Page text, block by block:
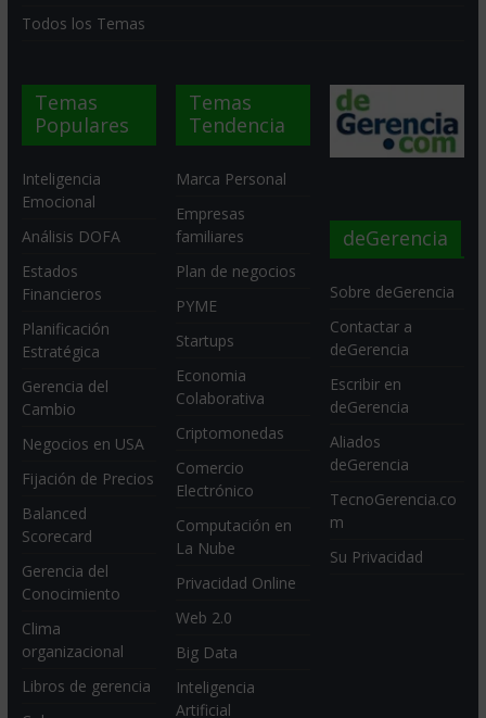
Todos los Temas
Temas
Populares
Inteligencia
Emocional
Análisis DOFA
Estados
Financieros
Planificación
Estratégica
Gerencia del
Cambio
Negocios en USA
Fijación de Precios
Balanced
Scorecard
Gerencia del
Conocimiento
Clima
organizacional
Libros de gerencia
Temas
Tendencia
Marca Personal
Empresas
familiares
Plan de negocios
PYME
Startups
Economia
Colaborativa
Criptomonedas
Comercio
Electrónico
Computación en
La Nube
Privacidad Online
Web 2.0
Big Data
Inteligencia
Artificial
deGerencia
Sobre deGerencia
Contactar a
deGerencia
Escribir en
deGerencia
Aliados
deGerencia
TecnoGerencia.co
m
Su Privacidad